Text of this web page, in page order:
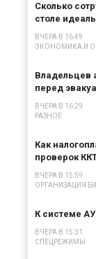
Сколько
столе
ВЧЕРА В 16:49
ЭКОНОМИКА И
Владельцев
перед
ВЧЕРА В 16:29
РАЗНОЕ
Как
проверок
ВЧЕРА В 15:59
ОРГАНИЗАЦИЯ
К системе
ВЧЕРА В 15:31
СПЕЦРЕЖИМЫ